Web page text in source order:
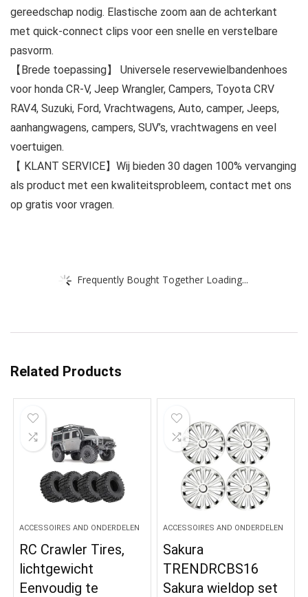
gereedschap nodig. Elastische zoom aan de achterkant
met quick-connect clips voor een snelle en verstelbare
pasvorm.
【Brede toepassing】 Universele reservewielbandenhoes
voor honda CR-V, Jeep Wrangler, Campers, Toyota CRV
RAV4, Suzuki, Ford, Vrachtwagens, Auto, camper, Jeeps,
aanhangwagens, campers, SUV’s, vrachtwagens en veel
voertuigen.
【 KLANT SERVICE】Wij bieden 30 dagen 100% vervanging
als product met een kwaliteitsprobleem, contact met ons
op gratis voor vragen.
Frequently Bought Together Loading...
Related Products
ACCESSOIRES AND ONDERDELEN
RC Crawler Tires,
lichtgewicht
Eenvoudig te
ACCESSOIRES AND ONDERDELEN
Sakura
TRENDRCBS16
Sakura wieldop set